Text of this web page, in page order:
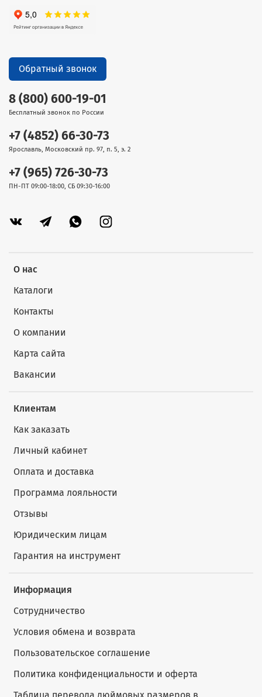
О нас
Каталоги
Контакты
О компании
Карта сайта
Вакансии
Клиентам
Как заказать
Личный кабинет
Оплата и доставка
Программа лояльности
Отзывы
Юридическим лицам
Гарантия на инструмент
Информация
Сотрудничество
Условия обмена и возврата
Пользовательское соглашение
Политика конфиденциальности и оферта
8 (800) 600-19-01
Бесплатный звонок по России
+7 (4852) 66-30-73
Ярославль, Московский пр. 97, п. 5, э. 2
+7 (965) 726-30-73
ПН-ПТ 09:00-18:00, СБ 09:30-16:00
Обратный звонок